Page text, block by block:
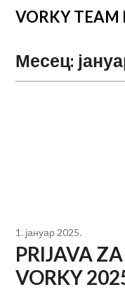
VORKY TEAM
Месец:
1. јануар 2025.
PRIJAVA
VORKY